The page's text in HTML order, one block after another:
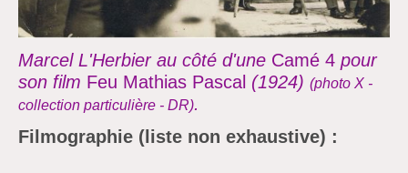
Marcel L'Herbier au côté d'une Camé 4 pour
son film Feu Mathias Pascal (1924) (photo X -
collection particulière - DR).
Filmographie (liste non exhaustive) :